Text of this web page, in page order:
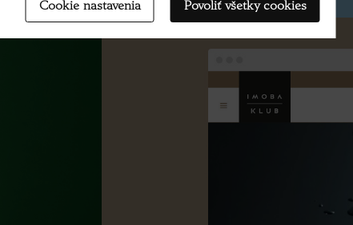
Cookie nastavenia Povoliť všetky cookies